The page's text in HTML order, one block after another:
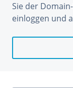
Sie der
einloggen und